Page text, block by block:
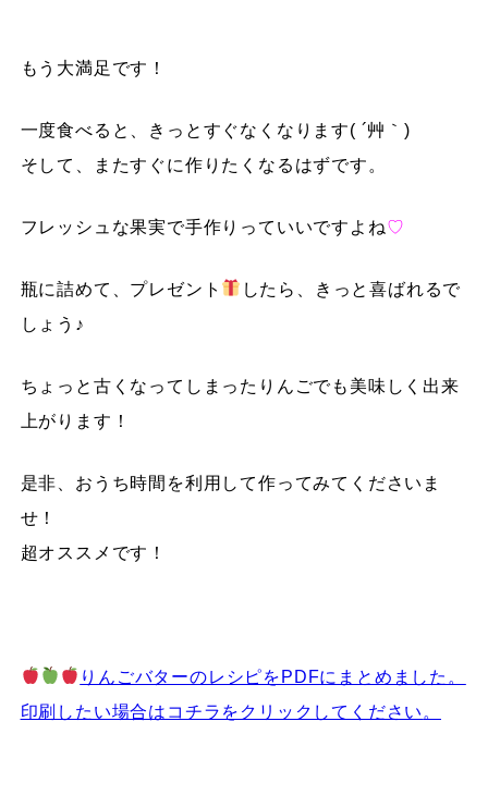
もう大満足です！
一度食べると、きっとすぐなくなります( ´艸｀)
そして、またすぐに作りたくなるはずです。
フレッシュな果実で手作りっていいですよね♡
瓶に詰めて、プレゼント
したら、きっと喜ばれるで
しょう♪
ちょっと古くなってしまったりんごでも美味しく出来
上がります！
是非、おうち時間を利用して作ってみてくださいま
せ！
超オススメです！
りんごバターのレシピをPDFにまとめました。
印刷したい場合はコチラをクリックしてください 。